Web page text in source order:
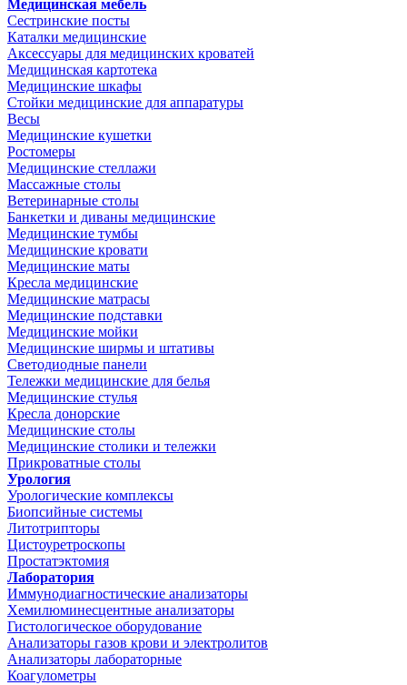
Медицинская мебель
Сестринские посты
Каталки медицинские
Аксессуары для медицинских кроватей
Медицинская картотека
Медицинские шкафы
Стойки медицинские для аппаратуры
Весы
Медицинские кушетки
Ростомеры
Медицинские стеллажи
Массажные столы
Ветеринарные столы
Банкетки и диваны медицинские
Медицинские тумбы
Медицинские кровати
Медицинские маты
Кресла медицинские
Медицинские матрасы
Медицинские подставки
Медицинские мойки
Медицинские ширмы и штативы
Светодиодные панели
Тележки медицинские для белья
Медицинские стулья
Кресла донорские
Медицинские столы
Медицинские столики и тележки
Прикроватные столы
Урология
Урологические комплексы
Биопсийные системы
Литотрипторы
Цистоуретроскопы
Простатэктомия
Лаборатория
Иммунодиагностические анализаторы
Хемилюминесцентные анализаторы
Гистологическое оборудование
Анализаторы газов крови и электролитов
Анализаторы лабораторные
Коагулометры